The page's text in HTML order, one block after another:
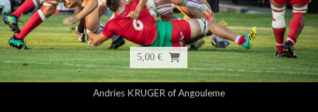
5,00 €
Andries KRUGER of Angouleme